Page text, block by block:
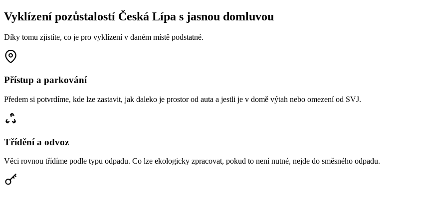
Vyklízení pozůstalostí Česká Lípa s jasnou domluvou
Díky tomu zjistíte, co je pro vyklízení v daném místě podstatné.
Přístup a parkování
Předem si potvrdíme, kde lze zastavit, jak daleko je prostor od auta a jestli je v domě výtah nebo omezení od SVJ.
Třídění a odvoz
Věci rovnou třídíme podle typu odpadu. Co lze ekologicky zpracovat, pokud to není nutné, nejde do směsného odpadu.